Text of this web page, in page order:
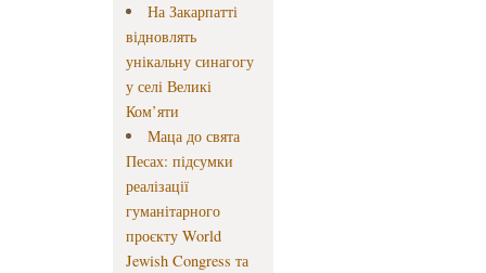
На Закарпатті
відновлять
унікальну синагогу
у селі Великі
Ком’яти
Маца до свята
Песах: підсумки
реалізації
гуманітарного
проєкту World
Jewish Congress та